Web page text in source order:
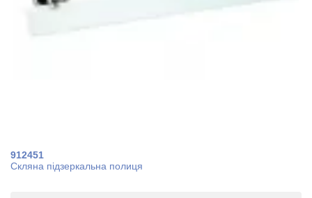
912451
Скляна підзеркальна полиця